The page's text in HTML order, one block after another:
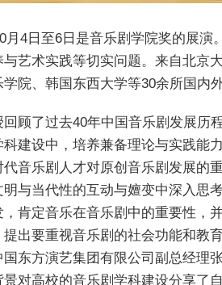
4日至6日是音乐剧学院奖的展演
艺术实践等切实问题。来自北京
院、韩国东西大学等30余所国内
顾了过去40年中国音乐剧发展历
建设中，培养兼备理论与实践能
音乐剧人才对原创音乐剧发展的
与当代性的互动与嬗变中深入思
肯定音乐在音乐剧中的重要性，
出要重视音乐剧的社会功能和教
东方演艺集团有限公司副总经理
对高校的音乐剧学科建设分享了